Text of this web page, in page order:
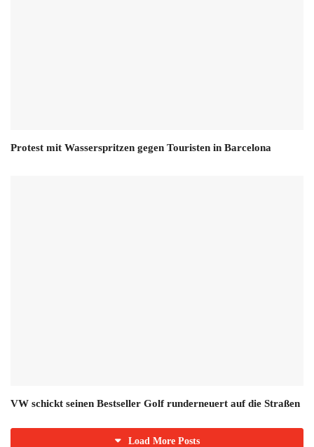
Protest mit Wasserspritzen gegen Touristen in Barcelona
VW schickt seinen Bestseller Golf runderneuert auf die Straßen
Load More Posts